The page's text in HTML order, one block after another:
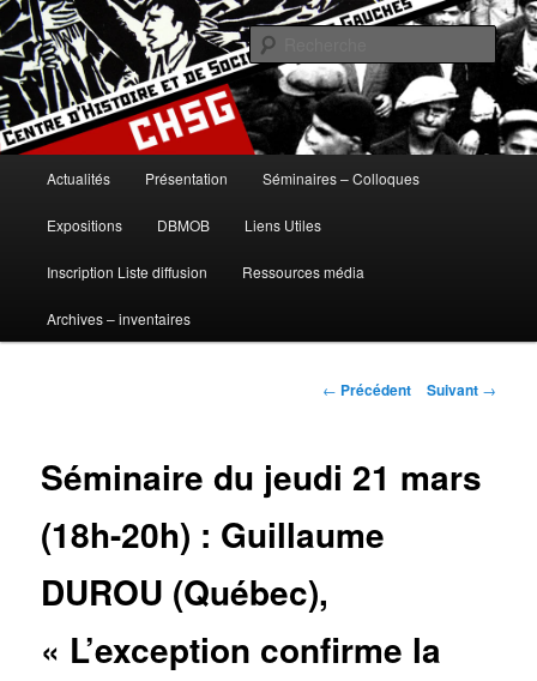
Aller
au
contenu
principalCentre d'Histoire et de Sociologie
des Gauches
histoire, gauches, gauche, communisme, syndicalisme, ouvrier, socialisme,
trotskysme, anarchisme, mouvement, emancipation, ULB
principal
Actualités Présentation Séminaires – Colloques
Expositions DBMOB Liens Utiles
Inscription Liste diffusion Ressources média
Archives – inventaires
Navigation
← Précédent Suivant →
Séminaire du jeudi 21 mars
(18h-20h) : Guillaume
DUROU (Québec),
« L’exception confirme la